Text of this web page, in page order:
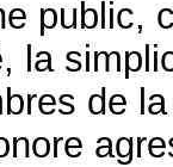
public,
la
de